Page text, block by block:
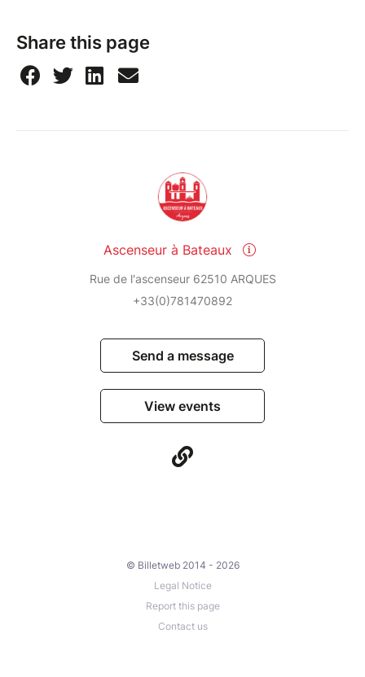
Share this page
Ascenseur à Bateaux
Rue de l'ascenseur 62510 ARQUES
+33(0)781470892
Send a message
View events
© Billetweb 2014 - 2026
Legal Notice
Report this page
Contact us